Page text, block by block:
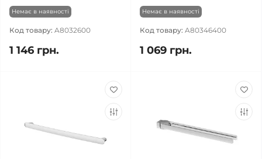
Немає в наявності
Код товару: A8032600
1 146 грн.
Немає в наявності
Код товару: A80346400
1 069 грн.